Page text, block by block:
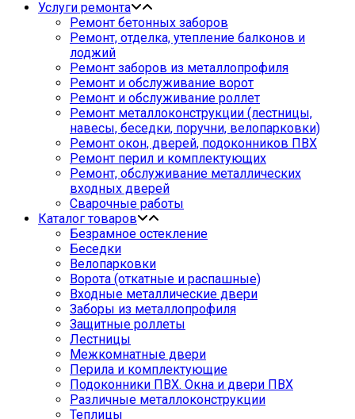
Услуги ремонта
Ремонт бетонных заборов
Ремонт, отделка, утепление балконов и
лоджий
Ремонт заборов из металлопрофиля
Ремонт и обслуживание ворот
Ремонт и обслуживание роллет
Ремонт металлоконструкции (лестницы,
навесы, беседки, поручни, велопарковки)
Ремонт окон, дверей, подоконников ПВХ
Ремонт перил и комплектующих
Ремонт, обслуживание металлических
входных дверей
Сварочные работы
Каталог товаров
Безрамное остекление
Беседки
Велопарковки
Ворота (откатные и распашные)
Входные металлические двери
Заборы из металлопрофиля
Защитные роллеты
Лестницы
Межкомнатные двери
Перила и комплектующие
Подоконники ПВХ. Окна и двери ПВХ
Различные металлоконструкции
Теплицы